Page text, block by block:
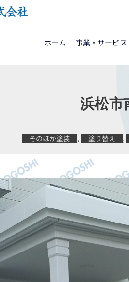
ホーム 事業・サービス
工 浜松市南
そのほか塗装 , 塗り替え ,